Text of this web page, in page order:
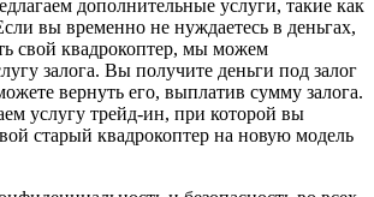
дополнительные услуги, такие как
вы временно не нуждаетесь в деньгах,
свой квадрокоптер, мы можем
залога. Вы получите деньги под залог
вернуть его, выплатив сумму залога.
услугу трейд-ин, при которой вы
старый квадрокоптер на новую модель